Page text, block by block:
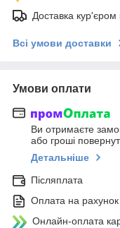
Доставка кур'єром
Всі умови доставки
Умови оплати
Ви отримаєте
або гроші
Детальніше
Післяплата
Оплата на рахунок
Онлайн-оплата